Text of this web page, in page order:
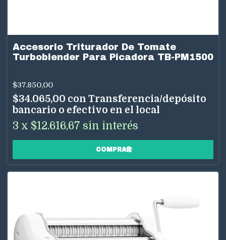
Accesorio Triturador De Tomate
Turboblender Para Picadora TB-PM1500
$37.850,00
$34.065,00 con Transferencia/depósito
bancario o efectivo en el local
3 x $12.616,67 sin interés